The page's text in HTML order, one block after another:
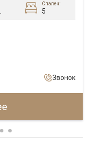
Спален:
5
Звонок